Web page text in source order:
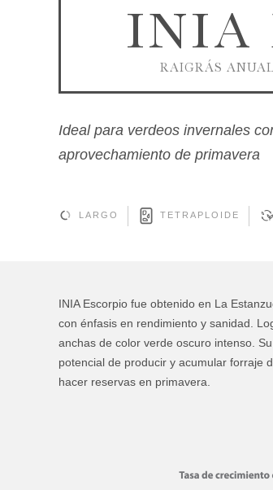
INIA
RAIGRÁS
Ideal para verdeos invernales
aprovechamiento de primavera
LARGO TETRAPLOIDE
INIA Escorpio fue obtenido en La
con énfasis en rendimiento y sanidad.
anchas de color verde oscuro intenso.
potencial de producir y acumular forraje
hacer reservas en primavera.